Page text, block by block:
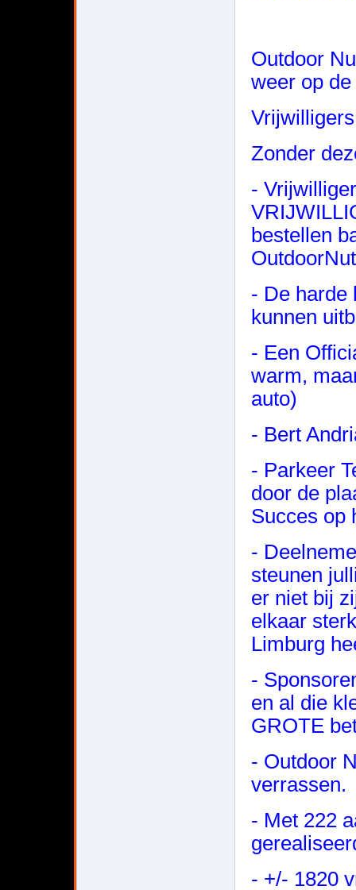
Outdoor
weer op
Zonder
-
bestellen
- De harde
kunnen
- Een
warm,
auto)
- Bert
- Parkeer
door de
Succes op
-
steunen
er niet bij
elkaar
Limburg
-
en al die
GROTE
- Outdoor
verrassen.
- Met 222
- +/- 1820